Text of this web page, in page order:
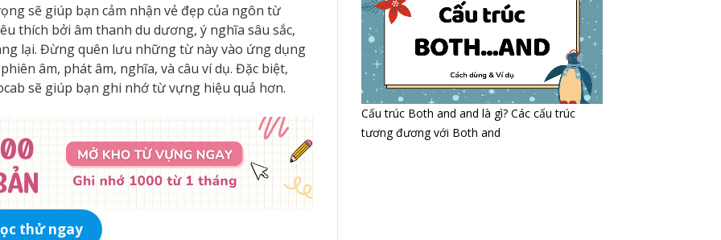
sẽ giúp bạn cảm nhận vẻ đẹp của ngôn từ
thích bởi âm thanh du dương, ý nghĩa sâu sắc,
lại. Đừng quên lưu những từ này vào ứng dụng
âm, phát âm, nghĩa, và câu ví dụ. Đặc biệt,
sẽ giúp bạn ghi nhớ từ vựng hiệu quả hơn.
thử ngay
Cấu trúc Both and and là gì? Các cấu trúc
tương đương với Both and